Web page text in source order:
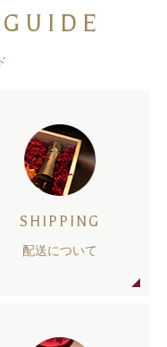
SHIPPING
配送について